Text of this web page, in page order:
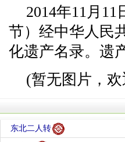
2014年11月
节）经中华人民
化遗产名录。遗
(暂无图片，
东北二人转